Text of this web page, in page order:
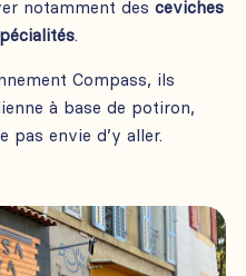
notamment desceviches
.
Compass, ils
à base de potiron,
pas envie d’y aller.